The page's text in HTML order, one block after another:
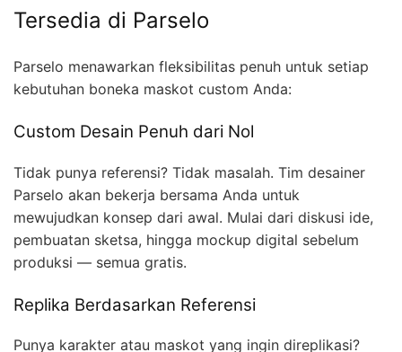
Tersedia di Parselo
Parselo menawarkan fleksibilitas penuh untuk setiap
kebutuhan boneka maskot custom Anda:
Custom Desain Penuh dari Nol
Tidak punya referensi? Tidak masalah. Tim desainer
Parselo akan bekerja bersama Anda untuk
mewujudkan konsep dari awal. Mulai dari diskusi ide,
pembuatan sketsa, hingga mockup digital sebelum
produksi — semua gratis.
Replika Berdasarkan Referensi
Punya karakter atau maskot yang ingin direplikasi?